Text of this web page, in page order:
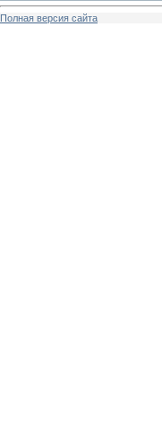
Полная версия сайта